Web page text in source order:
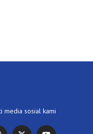
media sosial kami